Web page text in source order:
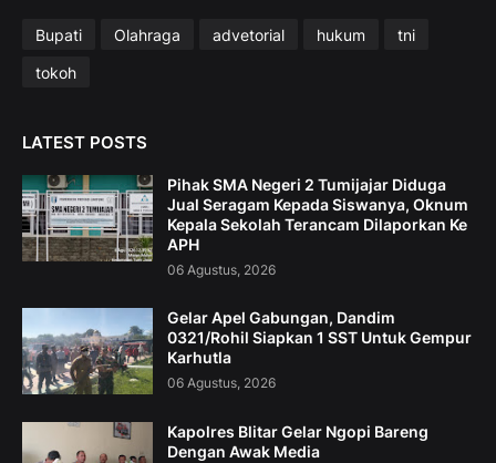
Bupati Olahraga advetorial hukum
tni
tokoh
LATEST POSTS
Pihak SMA Negeri 2 Tumijajar Diduga
Jual Seragam Kepada Siswanya, Oknum
Kepala Sekolah Terancam Dilaporkan Ke
APH
06 Agustus, 2026
Gelar Apel Gabungan, Dandim
0321/Rohil Siapkan 1 SST Untuk Gempur
Karhutla
06 Agustus, 2026
Kapolres Blitar Gelar Ngopi Bareng
Dengan Awak Media